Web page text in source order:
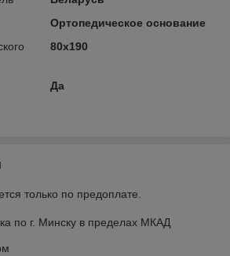
Ортопедическое основание
80х190
Да
только по предоплате.
по г. Минску в пределах МКАД